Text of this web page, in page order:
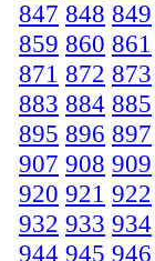
847 848 849
859 860 861
871 872 873
883 884 885
895 896 897
907 908 909
920 921 922
932 933 934
944 945 946